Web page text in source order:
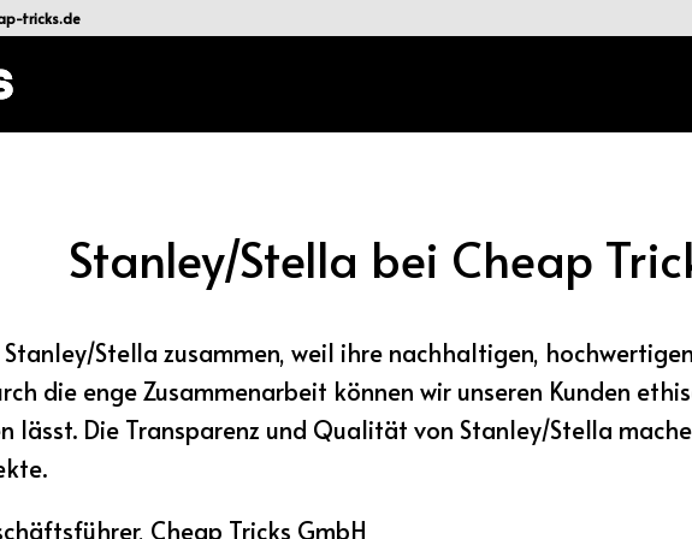
tricks.de
Stanley/Stella bei Cheap
Stella zusammen, weil ihre nachhaltigen,
die enge Zusammenarbeit können wir unseren Kunden
lässt. Die Transparenz und Qualität von Stanley/Stella
Cheap Tricks GmbH